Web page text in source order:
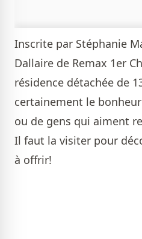
Inscrite par Stéphanie
Dallaire de Remax 1er
résidence détachée de
certainement le
ou de gens qui aiment
Il faut la visiter pour
à offrir!